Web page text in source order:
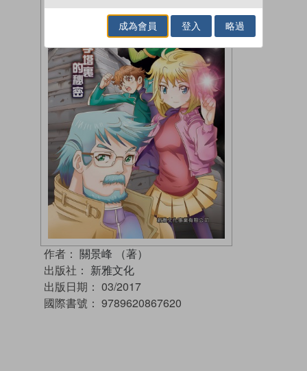
作者： 關景峰 （著）
出版社： 新雅文化
出版日期： 03/2017
國際書號： 9789620867620
成為會員 登入 略過